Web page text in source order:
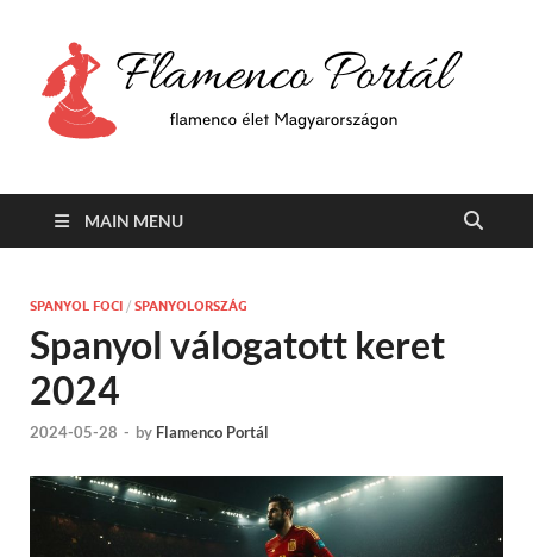
MAIN MENU
SPANYOL FOCI / SPANYOLORSZÁG
Spanyol válogatott keret
2024
2024-05-28 - by Flamenco Portál